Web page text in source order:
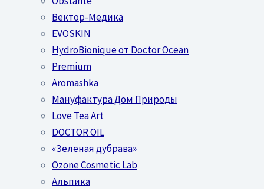
Вектор-Медика
EVOSKIN
HydroBionique от Doctor Ocean
Premium
Aromashka
Мануфактура Дом Природы
Love Tea Art
DOCTOR OIL
«Зеленая дубрава»
Ozone Cosmetic Lab
Альпика